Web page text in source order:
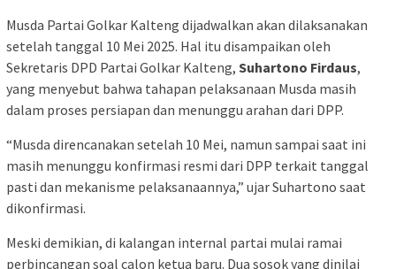
Musda Partai Golkar Kalteng dijadwalkan akan dilaksanakan
setelah tanggal 10 Mei 2025. Hal itu disampaikan oleh
Sekretaris DPD Partai Golkar Kalteng, Suhartono Firdaus,
yang menyebut bahwa tahapan pelaksanaan Musda masih
dalam proses persiapan dan menunggu arahan dari DPP.
“Musda direncanakan setelah 10 Mei, namun sampai saat ini
masih menunggu konfirmasi resmi dari DPP terkait tanggal
pasti dan mekanisme pelaksanaannya,” ujar Suhartono saat
dikonfirmasi.
Meski demikian, di kalangan internal partai mulai ramai
perbincangan soal calon ketua baru. Dua sosok yang dinilai